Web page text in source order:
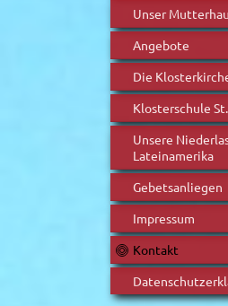
Unser
Angebote
Die
Klosterschule
Unsere
Lateinamerika
Gebetsanliegen
Impressum
Kontakt